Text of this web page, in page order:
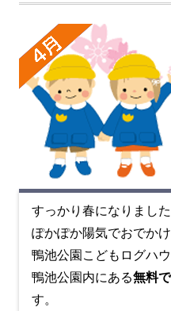
すっかり春になりました
ぽかぽか陽気でおでか
鴨池公園こどもログハ
鴨池公園内にある無料
す。